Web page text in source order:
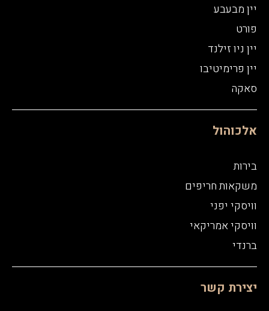
יין מבעבע
פורט
יין ניו זילנד
יין פרימיטיבו
סאקה
אלכוהול
בירות
משקאות חריפים
וויסקי יפני
וויסקי אמריקאי
ברנדי
יצירת קשר